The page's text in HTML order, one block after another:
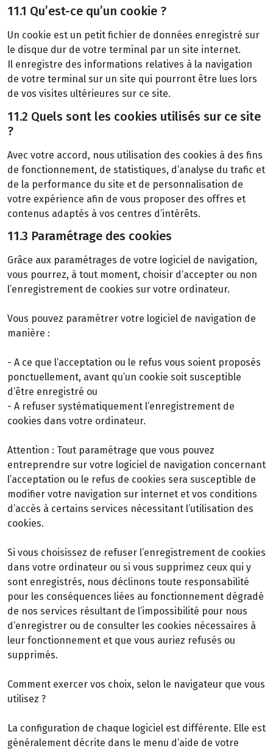
11.1 Qu’est-ce qu’un cookie ?
Un cookie est un petit fichier de données enregistré sur
le disque dur de votre terminal par un site internet.
Il enregistre des informations relatives à la navigation
de votre terminal sur un site qui pourront être lues lors
de vos visites ultérieures sur ce site.
11.2 Quels sont les cookies utilisés sur ce site
?
Avec votre accord, nous utilisation des cookies à des fins
de fonctionnement, de statistiques, d’analyse du trafic et
de la performance du site et de personnalisation de
votre expérience afin de vous proposer des offres et
contenus adaptés à vos centres d’intérêts.
11.3 Paramétrage des cookies
Grâce aux paramétrages de votre logiciel de navigation,
vous pourrez, à tout moment, choisir d’accepter ou non
l’enregistrement de cookies sur votre ordinateur.
Vous pouvez paramétrer votre logiciel de navigation de
manière :
- A ce que l’acceptation ou le refus vous soient proposés
ponctuellement, avant qu’un cookie soit susceptible
d’être enregistré ou
- A refuser systématiquement l’enregistrement de
cookies dans votre ordinateur.
Attention : Tout paramétrage que vous pouvez
entreprendre sur votre logiciel de navigation concernant
l’acceptation ou le refus de cookies sera susceptible de
modifier votre navigation sur internet et vos conditions
d’accès à certains services nécessitant l’utilisation des
cookies.
Si vous choisissez de refuser l’enregistrement de cookies
dans votre ordinateur ou si vous supprimez ceux qui y
sont enregistrés, nous déclinons toute responsabilité
pour les conséquences liées au fonctionnement dégradé
de nos services résultant de l’impossibilité pour nous
d’enregistrer ou de consulter les cookies nécessaires à
leur fonctionnement et que vous auriez refusés ou
supprimés.
Comment exercer vos choix, selon le navigateur que vous
utilisez ?
La configuration de chaque logiciel est différente. Elle est
généralement décrite dans le menu d’aide de votre